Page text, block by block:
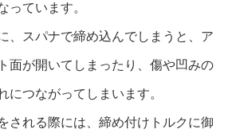
っています。
、スパナで締め込んでしまうと、ア
面が開いてしまったり、傷や凹みの
につながってしまいます。
される際には、締め付けトルクに御